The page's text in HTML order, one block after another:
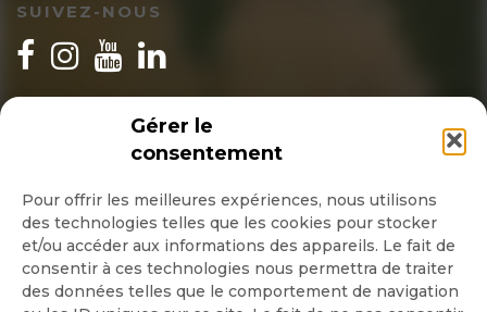
Gérer le
consentement
Pour offrir les meilleures expériences, nous utilisons
des technologies telles que les cookies pour stocker
et/ou accéder aux informations des appareils. Le fait de
consentir à ces technologies nous permettra de traiter
des données telles que le comportement de navigation
SUIVEZ-NOUS
INSCRIPTION NEWSLETTER
Quotidienne
Hebdo